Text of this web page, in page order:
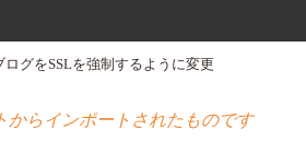
ログをSSLを強制するように変更
からインポートされたものです